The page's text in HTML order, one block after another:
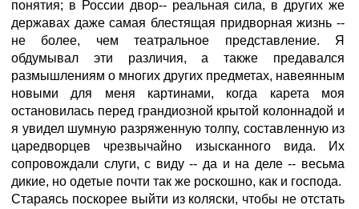
понятия; в России двор-- реальная сила, в других же
державах даже самая блестящая придворная жизнь --
не более, чем театральное представление. Я
обдумывал эти различия, а также предавался
размышлениям о многих других предметах, навеянным
новыми для меня картинами, когда карета моя
остановилась перед грандиозной крытой колоннадой и
я увидел шумную разряженную толпу, составленную из
царедворцев чрезвычайно изысканного вида. Их
сопровождали слуги, с виду -- да и на деле -- весьма
дикие, но одетые почти так же роскошно, как и господа.
Стараясь поскорее выйти из коляски, чтобы не отстать